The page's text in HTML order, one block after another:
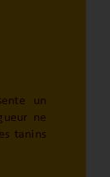
un
ne
tanins